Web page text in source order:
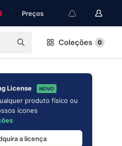
Preços
Coleções 0
License NOVO
produto físico ou
ícones
a licença